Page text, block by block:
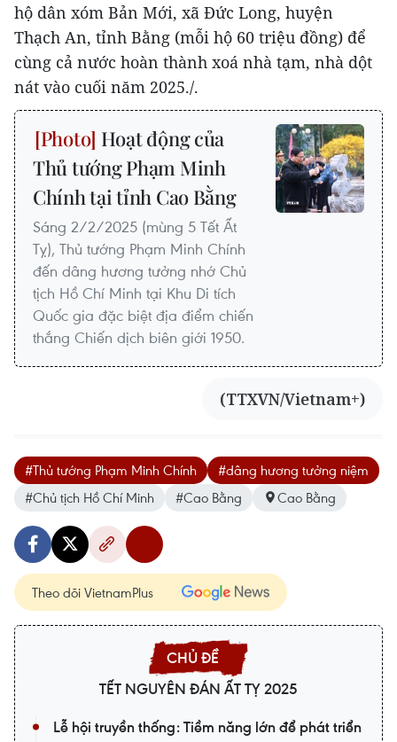
hộ dân xóm Bản Mới, xã Đức Long, huyện
Thạch An, tỉnh Bằng (mỗi hộ 60 triệu đồng) để
cùng cả nước hoàn thành xoá nhà tạm, nhà dột
nát vào cuối năm 2025./.
Hoạt động của
Thủ tướng Phạm Minh
Chính tại tỉnh Cao Bằng
Sáng 2/2/2025 (mùng 5 Tết Ất
Tỵ), Thủ tướng Phạm Minh Chính
đến dâng hương tưởng nhớ Chủ
tịch Hồ Chí Minh tại Khu Di tích
Quốc gia đặc biệt địa điểm chiến
thắng Chiến dịch biên giới 1950.
(TTXVN/Vietnam+)
#Thủ tướng Phạm Minh Chính
#dâng hương tưởng niệm
#Chủ tịch Hồ Chí Minh
#Cao Bằng Cao Bằng
Theo dõi VietnamPlus
TẾT NGUYÊN ĐÁN ẤT TỴ 2025
Lễ hội truyền thống: Tiềm năng lớn để phát triển